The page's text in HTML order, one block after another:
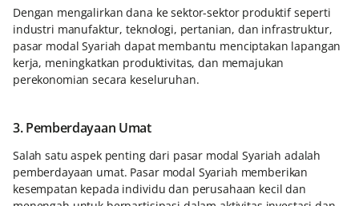
Dengan mengalirkan dana ke sektor-sektor produktif seperti
industri manufaktur, teknologi, pertanian, dan infrastruktur,
pasar modal Syariah dapat membantu menciptakan lapangan
kerja, meningkatkan produktivitas, dan memajukan
perekonomian secara keseluruhan.
3. Pemberdayaan Umat
Salah satu aspek penting dari pasar modal Syariah adalah
pemberdayaan umat. Pasar modal Syariah memberikan
kesempatan kepada individu dan perusahaan kecil dan